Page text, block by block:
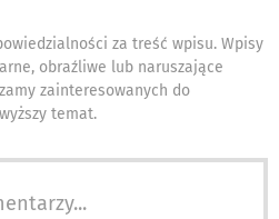
za treść wpisu. Wpisy
obraźliwe lub naruszające
zainteresowanych do
temat.